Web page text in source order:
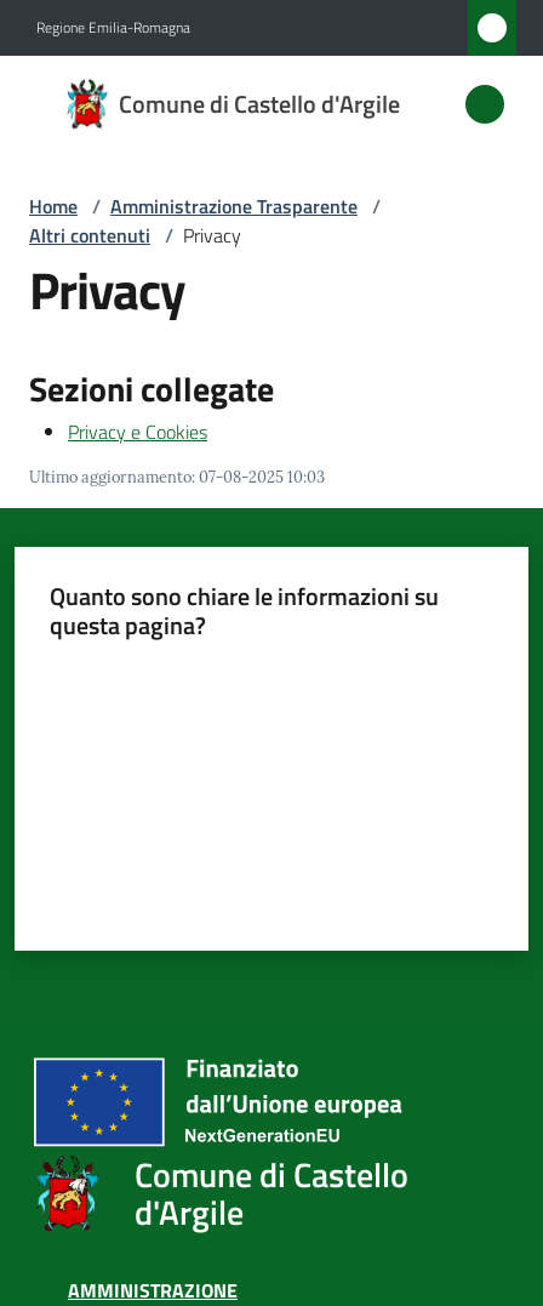
Regione Emilia-Romagna
Comune di Castello d'Argile
Comune
di
d'Argile
Amministrazione
Menu selezionato
Servizi
d'Argile
Home / Amministrazione Trasparente /
Altri contenuti / Privacy
Privacy
Sezioni collegate
Privacy e Cookies
Ultimo aggiornamento:07-08-2025 10:03
Quanto sono chiare le informazioni su
questa pagina?
Comune di Castello
d'Argile
AMMINISTRAZIONE